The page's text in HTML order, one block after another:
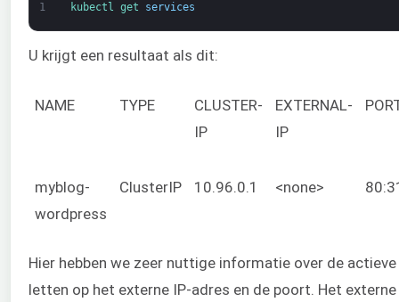
1 kubectl get services
U krijgt een resultaat als dit:
NAME TYPE
CLUSTER-
IP
EXTERNAL-
IP
myblog-
wordpress
ClusterIP 10.96.0.1 <none>
Hier hebben we zeer nuttige informatie over de
letten op het externe IP-adres en de poort. Het